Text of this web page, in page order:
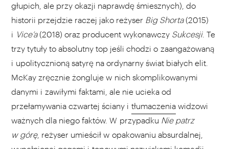
głupich, ale przy okazji naprawdę śmiesznych), do
historii przejdzie raczej jako reżyser Big Shorta(2015)
i Vice’a(2018) oraz producent wykonawczy Sukcesji. Te
trzy tytuły to absolutny top jeśli chodzi o zaangażowaną
i upolitycznioną satyrę na ordynarny świat białych elit.
McKay zręcznie żongluje w nich skomplikowanymi
danymi i zawiłymi faktami, ale nie ucieka od
przełamywania czwartej ściany i tłumaczenia widzowi
ważnych dla niego faktów. W przypadku Nie patrz
w górę, reżyser umieścił w opakowaniu absurdalnej,